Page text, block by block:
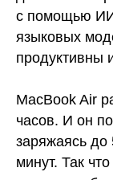
с помощью ИИ
языковых
продуктивны
MacBook Air
часов. И он
заряжаясь до
минут. Так